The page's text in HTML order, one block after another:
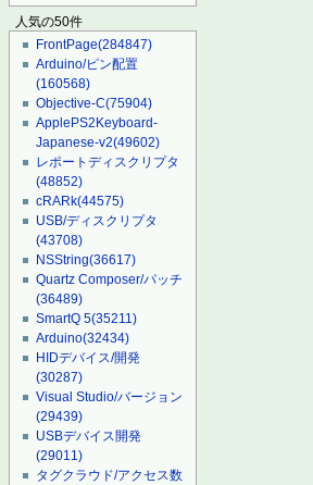
人気の50件
FrontPage(284847)
Arduino/ピン配置
(160568)
Objective-C(75904)
ApplePS2Keyboard-
Japanese-v2(49602)
レポートディスクリプタ
(48852)
cRARk(44575)
USB/ディスクリプタ
(43708)
NSString(36617)
Quartz Composer/パッチ
(36489)
SmartQ 5(35211)
Arduino(32434)
HIDデバイス/開発
(30287)
Visual Studio/バージョン
(29439)
USBデバイス開発
(29011)
タグクラウド/アクセス数